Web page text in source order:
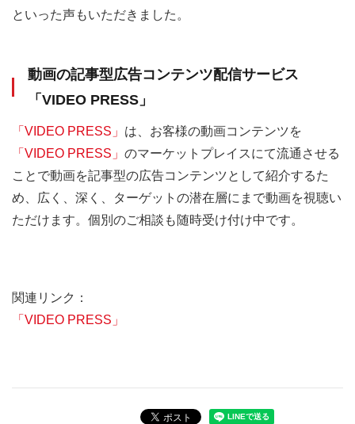
といった声もいただきました。
動画の記事型広告コンテンツ配信サービス
「VIDEO PRESS」
「VIDEO PRESS」 は、お客様の動画コンテンツを
「VIDEO PRESS」 のマーケットプレイスにて流通させる
ことで動画を記事型の広告コンテンツとして紹介するた
め、広く、深く、ターゲットの潜在層にまで動画を視聴い
ただけます。個別のご相談も随時受け付け中です。
関連リンク：
「VIDEO PRESS」